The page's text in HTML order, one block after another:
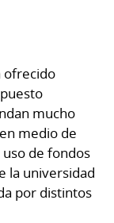
ofrecido
mucho
medio de
de fondos
la universidad
por distintos